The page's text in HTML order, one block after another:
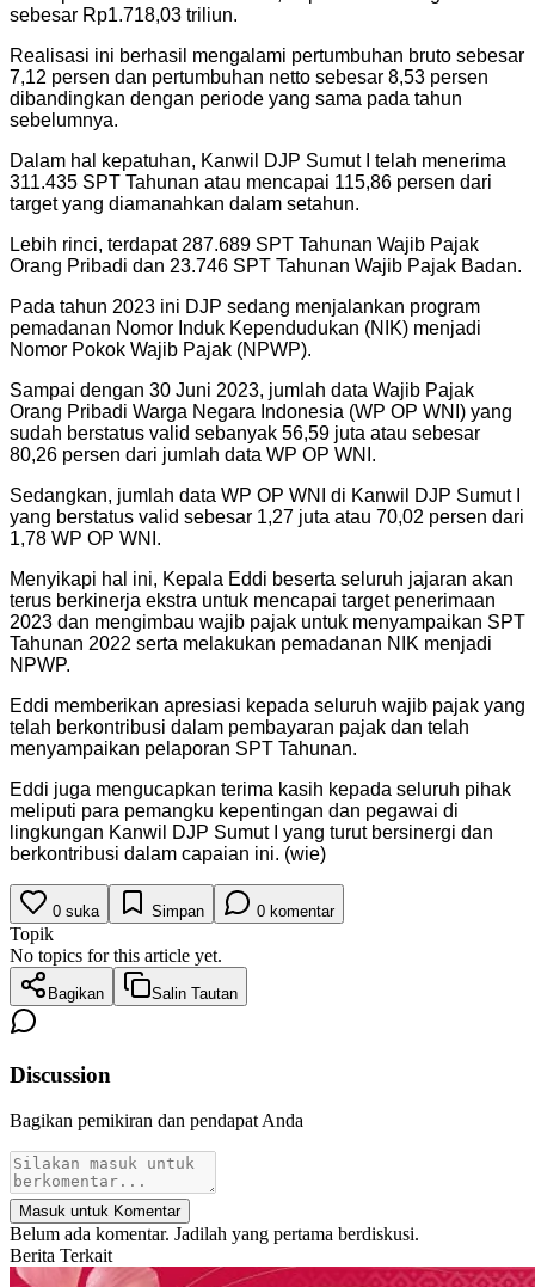
sebesar Rp1.718,03 triliun.
Realisasi ini berhasil mengalami pertumbuhan bruto sebesar
7,12 persen dan pertumbuhan netto sebesar 8,53 persen
dibandingkan dengan periode yang sama pada tahun
sebelumnya.
Dalam hal kepatuhan, Kanwil DJP Sumut I telah menerima
311.435 SPT Tahunan atau mencapai 115,86 persen dari
target yang diamanahkan dalam setahun.
Lebih rinci, terdapat 287.689 SPT Tahunan Wajib Pajak
Orang Pribadi dan 23.746 SPT Tahunan Wajib Pajak Badan.
Pada tahun 2023 ini DJP sedang menjalankan program
pemadanan Nomor Induk Kependudukan (NIK) menjadi
Nomor Pokok Wajib Pajak (NPWP).
Sampai dengan 30 Juni 2023, jumlah data Wajib Pajak
Orang Pribadi Warga Negara Indonesia (WP OP WNI) yang
sudah berstatus valid sebanyak 56,59 juta atau sebesar
80,26 persen dari jumlah data WP OP WNI.
Sedangkan, jumlah data WP OP WNI di Kanwil DJP Sumut I
yang berstatus valid sebesar 1,27 juta atau 70,02 persen dari
1,78 WP OP WNI.
Menyikapi hal ini, Kepala Eddi beserta seluruh jajaran akan
terus berkinerja ekstra untuk mencapai target penerimaan
2023 dan mengimbau wajib pajak untuk menyampaikan SPT
Tahunan 2022 serta melakukan pemadanan NIK menjadi
NPWP.
Eddi memberikan apresiasi kepada seluruh wajib pajak yang
telah berkontribusi dalam pembayaran pajak dan telah
menyampaikan pelaporan SPT Tahunan.
Eddi juga mengucapkan terima kasih kepada seluruh pihak
meliputi para pemangku kepentingan dan pegawai di
lingkungan Kanwil DJP Sumut I yang turut bersinergi dan
berkontribusi dalam capaian ini. (wie)
0 suka Simpan 0 komentar
Topik
No topics for this article yet.
Bagikan Salin Tautan
Discussion
Bagikan pemikiran dan pendapat Anda
Masuk untuk Komentar
Belum ada komentar. Jadilah yang pertama berdiskusi.
Berita Terkait